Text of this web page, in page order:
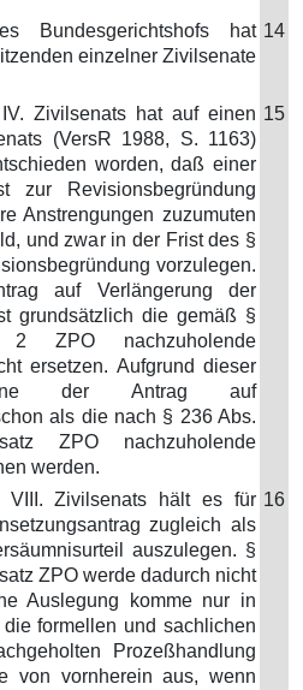
Bundesgerichtshofs hat
einzelner Zivilsenate
14
Zivilsenats hat auf einen
(VersR 1988, S. 1163)
worden, daß einer
zur Revisionsbegründung
Anstrengungen zuzumuten
und zwar in der Frist des §
vorzulegen.
auf Verlängerung der
grundsätzlich die gemäß §
nachzuholende
ersetzen. Aufgrund dieser
der Antrag auf
als die nach § 236 Abs.
ZPO nachzuholende
werden.
15
VIII. Zivilsenats hält es für
zugleich als
auszulegen. §
ZPO werde dadurch nicht
Auslegung komme nur in
formellen und sachlichen
Prozeßhandlung
von vornherein aus, wenn
16